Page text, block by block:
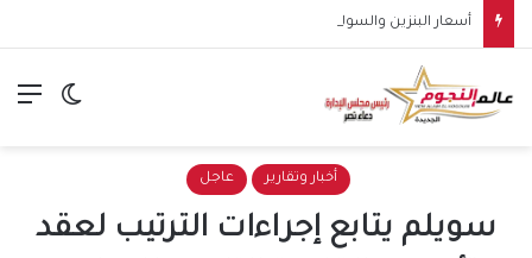
الوضع
أخبار وتقارير عاجل
سويلم يتابع إجراءات الترتيب لعقد